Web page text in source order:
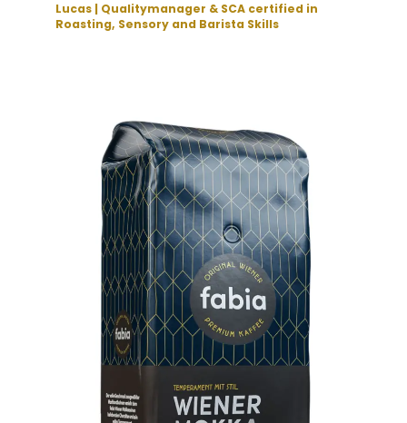
Lucas | Qualitymanager & SCA certified in
Roasting, Sensory and Barista Skills